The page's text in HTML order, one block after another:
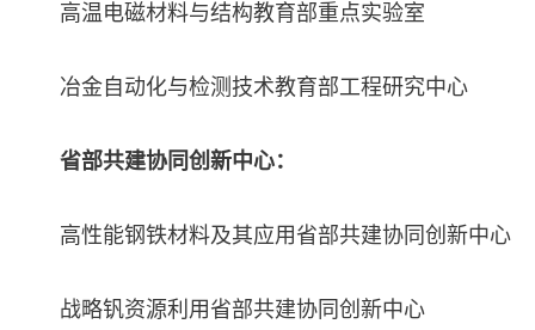
高温电磁材料与结构教育部重点实验室
冶金自动化与检测技术教育部工程研究中心
省部共建协同创新中心：
高性能钢铁材料及其应用省部共建协同创新中心
战略钒资源利用省部共建协同创新中心